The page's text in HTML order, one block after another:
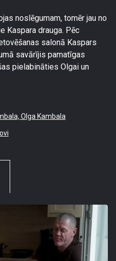
noslēgumam, tomēr jau no
Kaspara drauga. Pēc
salonā Kaspars
savārījis pamatīgas
pielabināties Olgai un
Olga Kambala